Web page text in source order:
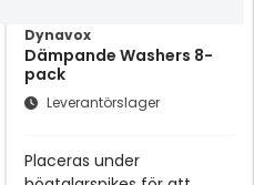
Dynavox
Dämpande Washers 8-
pack
Leverantörslager
Placeras under